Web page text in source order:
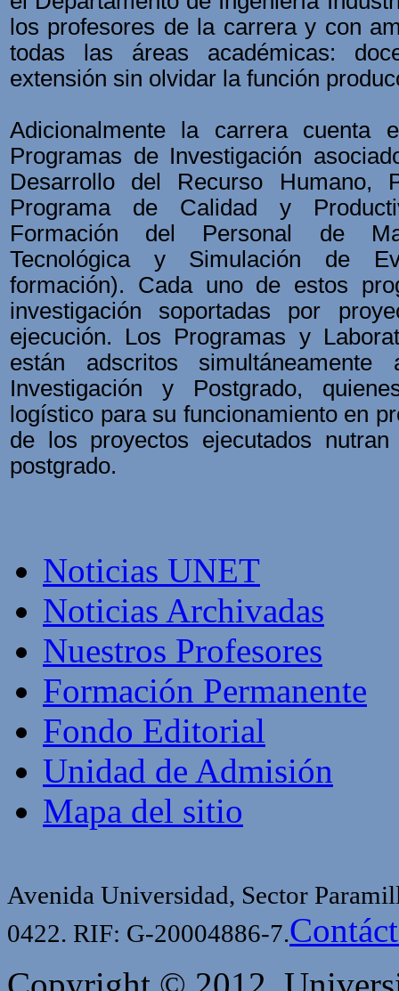
los profesores de la carrera y con
todas las áreas académicas:
extensión sin olvidar la función
Adicionalmente la carrera cuenta
Programas de Investigación
Desarrollo del Recurso Humano,
Programa de Calidad y
Formación del Personal de
Tecnológica y Simulación de
formación). Cada uno de estos
investigación soportadas por
ejecución. Los Programas y
están adscritos
Investigación y Postgrado,
logístico para su funcionamiento en
de los proyectos ejecutados
postgrado.
Noticias UNET
Noticias Archivadas
Nuestros Profesores
Formación Permanente
Fondo Editorial
Unidad de Admisión
Mapa del sitio
Avenida Universidad, Sector
0422. RIF: G-20004886-7.